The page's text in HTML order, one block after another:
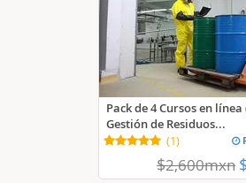
Pack de 4 Cursos en
Gestión de Residuos...
(1)
$2,600mxn $